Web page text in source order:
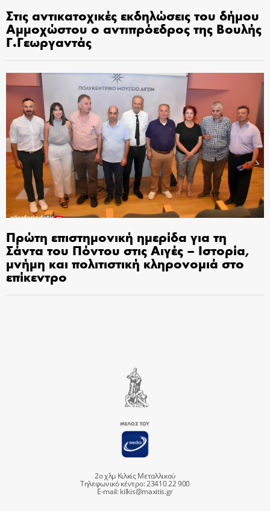
Στις αντικατοχικές εκδηλώσεις του δήμου
Αμμοχώστου ο αντιπρόεδρος της Βουλής
Γ.Γεωργαντάς
Πρώτη επιστημονική ημερίδα για τη
Σάντα του Πόντου στις Αιγές – Ιστορία,
μνήμη και πολιτιστική κληρονομιά στο
επίκεντρο
2ο χλμ Κιλκίς Μεταλλικού
Τηλεφωνικό κέντρο: 23410 22 900
E-mail:kilkis@maxitis.gr